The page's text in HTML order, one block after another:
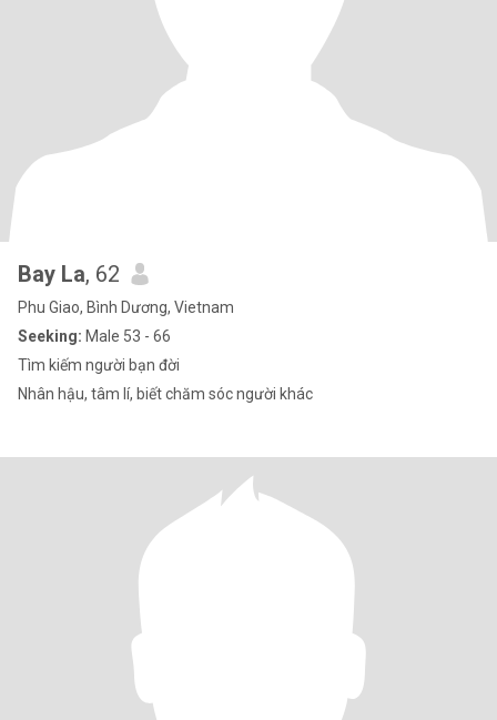
Bay La, 62
Phu Giao, Bình Dương, Vietnam
Seeking: Male 53 - 66
Tìm kiếm người bạn đời
Nhân hậu, tâm lí, biết chăm sóc người khác